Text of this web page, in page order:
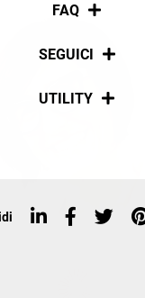
FAQ
Pagamenti
SEGUICI
Social
UTILITY
Top ricerche